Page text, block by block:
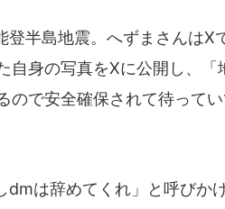
半島地震。へずまさんはX
自身の写真をXに公開し、
ので安全確保されて待って
は辞めてくれ」と呼びか